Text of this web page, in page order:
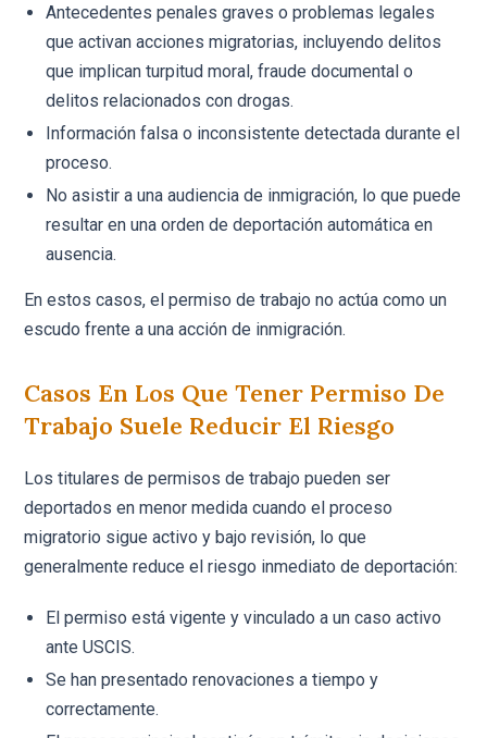
Antecedentes penales graves o problemas legales
que activan acciones migratorias, incluyendo delitos
que implican turpitud moral, fraude documental o
delitos relacionados con drogas.
Información falsa o inconsistente detectada durante el
proceso.
No asistir a una audiencia de inmigración, lo que puede
resultar en una orden de deportación automática en
ausencia.
En estos casos, el permiso de trabajo no actúa como un
escudo frente a una acción de inmigración.
Casos En Los Que Tener Permiso De
Trabajo Suele Reducir El Riesgo
Los titulares de permisos de trabajo pueden ser
deportados en menor medida cuando el proceso
migratorio sigue activo y bajo revisión, lo que
generalmente reduce el riesgo inmediato de deportación:
El permiso está vigente y vinculado a un caso activo
ante USCIS.
Se han presentado renovaciones a tiempo y
correctamente.